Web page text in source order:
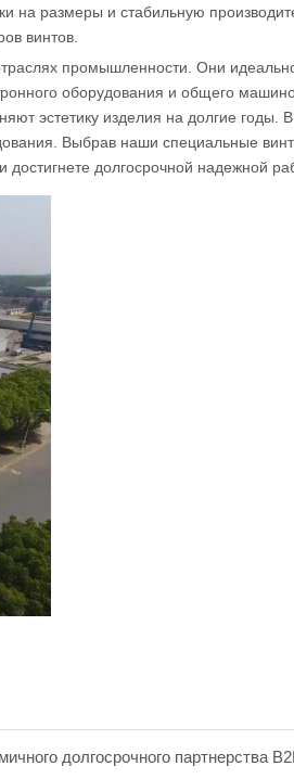
на размеры и стабильную
винтов.
промышленности. Они идеально
оборудования и общего
эстетику изделия на долгие годы.
Выбрав наши специальные
долгосрочной надежной
долгосрочного партнерства